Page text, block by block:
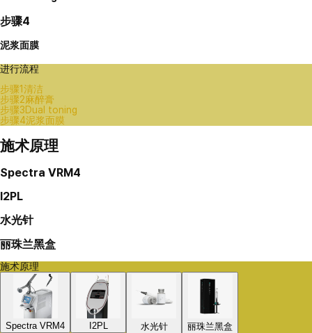
步骤4
泥浆面膜
进行流程
步骤1清洁
步骤2麻醉膏
步骤3Dual toning
步骤4泥浆面膜
施术原理
Spectra VRM4
I2PL
水光针
丽珠兰黑盒
施术原理
Spectra VRM4 I2PL 水光针 丽珠兰黑盒